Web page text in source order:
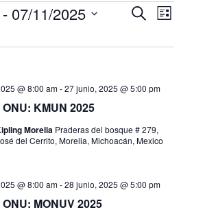
B
ú
q
u
e
d
B
s
r
N
L
s
- 07/11/2025
KMUN 2025
@ 8:00 am-27 junio, 2025 @ 5:00 pm
Morelia Praderas del bosque # 279,
del Cerrito, Morelia, Michoacán, Mexico
MONUV 2025
@ 8:00 am-28 junio, 2025 @ 5:00 pm